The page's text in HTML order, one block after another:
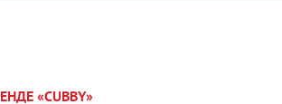
«CUBBY»